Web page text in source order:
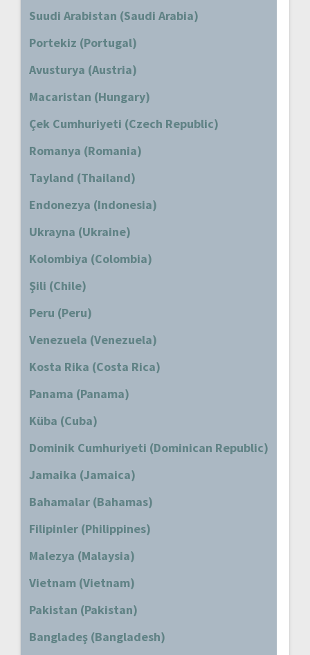
Suudi Arabistan (Saudi Arabia)
Portekiz (Portugal)
Avusturya (Austria)
Macaristan (Hungary)
Çek Cumhuriyeti (Czech Republic)
Romanya (Romania)
Tayland (Thailand)
Endonezya (Indonesia)
Ukrayna (Ukraine)
Kolombiya (Colombia)
Şili (Chile)
Peru (Peru)
Venezuela (Venezuela)
Kosta Rika (Costa Rica)
Panama (Panama)
Küba (Cuba)
Dominik Cumhuriyeti (Dominican Republic)
Jamaika (Jamaica)
Bahamalar (Bahamas)
Filipinler (Philippines)
Malezya (Malaysia)
Vietnam (Vietnam)
Pakistan (Pakistan)
Bangladeş (Bangladesh)